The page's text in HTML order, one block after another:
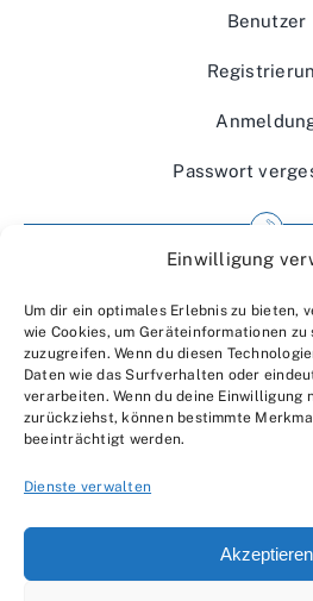
Einwilligung
Um dir ein optimales Erlebnis zu bieten,
wie Cookies, um Geräteinformationen
zuzugreifen. Wenn du diesen
Daten wie das Surfverhalten oder
verarbeiten. Wenn du deine
zurückziehst, können bestimmte
beeinträchtigt werden.
Dienste verwalten
Akzeptieren
Benutzer
Passwort
Wir über
Kontakt